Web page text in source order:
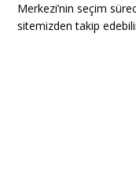
Merkezi’nin seçim
sitemizden takip